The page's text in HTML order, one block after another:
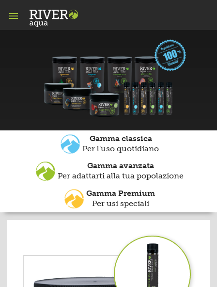

Gamma classica
Per l'uso quotidiano
Gamma avanzata
Per adattarti alla tua popolazione
Gamma Premium
Per usi speciali